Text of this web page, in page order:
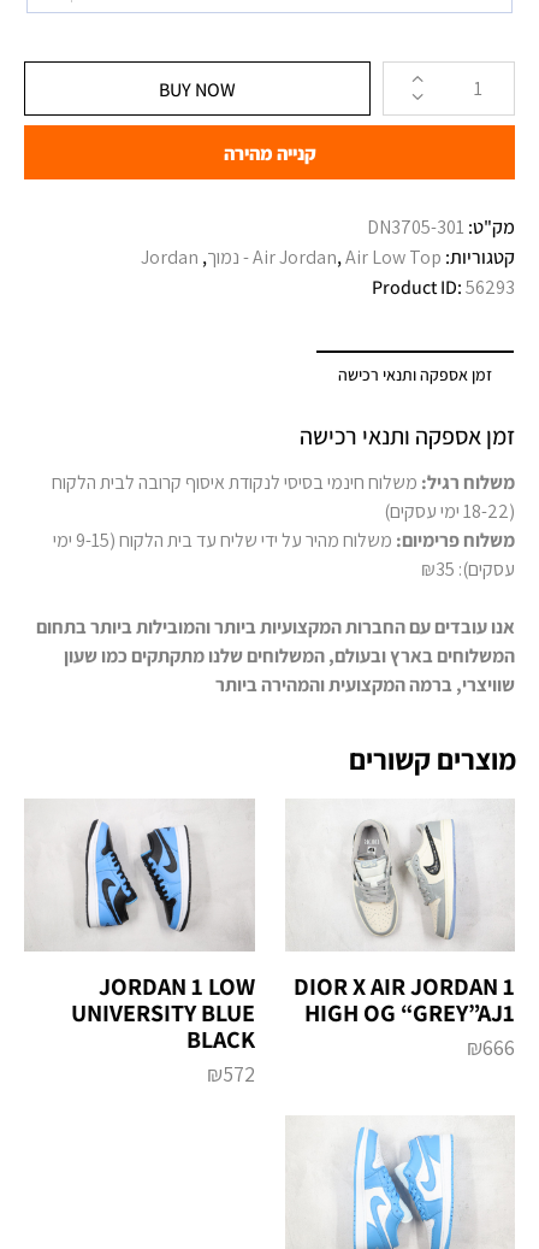
BUY NOW
קנייה מהירה
מק"ט: DN3705-301
קטגוריות:
Air Jordan,Air Low Top - נמוך ,
Jordan
Product ID:56293
זמן אספקה ותנאי רכישה
זמן אספקה ותנאי רכישה
משלוח רגיל: משלוח חינמי בסיסי לנקודת איסוף קרובה לבית הלקוח
(18-22 ימי עסקים)
משלוח פרימיום:
משלוח מהיר על ידי שליח עד בית הלקוח (9-15 ימי
עסקים): ₪35
אנו עובדים עם החברות המקצועיות ביותר והמובילות ביותר בתחום
המשלוחים בארץ ובעולם, המשלוחים שלנו מתקתקים כמו שעון
שוויצרי, ברמה המקצועית והמהירה ביותר
מוצרים קשורים
DIOR X AIR JORDAN 1
HIGH OG “GREY”AJ1
₪666
JORDAN 1 LOW
UNIVERSITY BLUE
BLACK
₪572